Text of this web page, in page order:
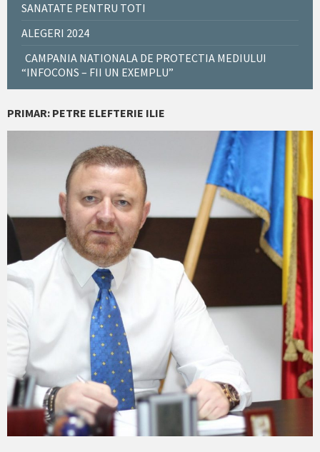
SANATATE PENTRU TOTI
ALEGERI 2024
CAMPANIA NATIONALA DE PROTECTIA MEDIULUI
“INFOCONS – FII UN EXEMPLU”
PRIMAR: PETRE ELEFTERIE ILIE